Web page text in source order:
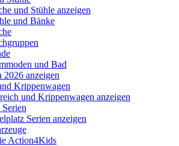
und Stühle anzeigen
und Bänke
und Bad
2026 anzeigen
Krippenwagen
und Krippenwagen anzeigen
Serien anzeigen
Action4Kids